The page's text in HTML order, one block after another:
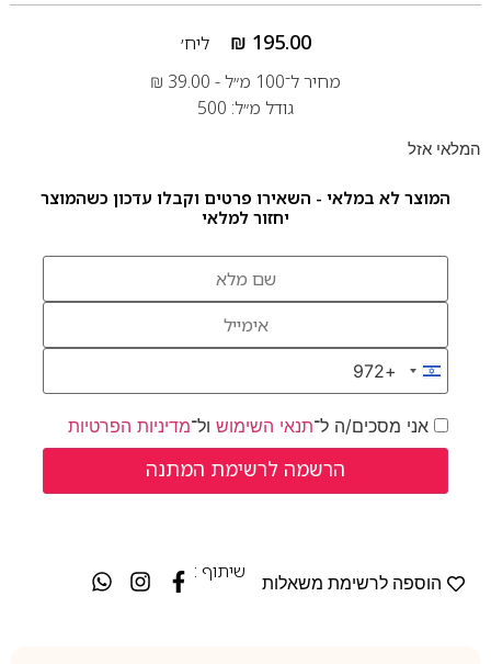
₪ 195.00
ליח׳
מחיר ל־100 מ״ל -
₪ 39.00
גודל מ״ל: 500
המלאי אזל
המוצר לא במלאי - השאירו פרטים וקבלו עדכון כשהמוצר
יחזור למלאי
Israel +972
+972
אני מסכים/ה ל־תנאי השימושול־מדיניות הפרטיות
הוספה לרשימת משאלות
שיתוף :